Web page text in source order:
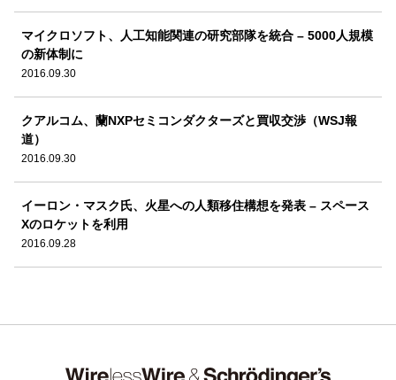
マイクロソフト、人工知能関連の研究部隊を統合 – 5000人規模
の新体制に
2016.09.30
クアルコム、蘭NXPセミコンダクターズと買収交渉（WSJ報
道）
2016.09.30
イーロン・マスク氏、火星への人類移住構想を発表 – スペース
Xのロケットを利用
2016.09.28